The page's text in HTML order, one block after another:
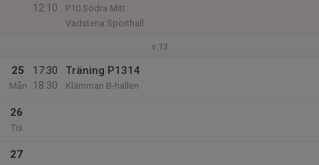
12:10
P10 Södra Mitt
Vadstena Sporthall
v.13
25
Mån
17:30
18:30
Träning P1314
Klämman B-hallen
26
Tis
27